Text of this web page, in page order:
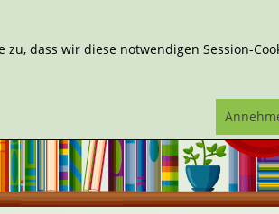
dass wir diese notwendigen Session-